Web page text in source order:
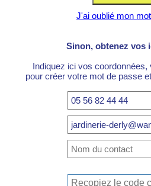
J'ai oublié mon
Sinon, obtenez vos
Indiquez ici vos
pour créer votre mot de passe